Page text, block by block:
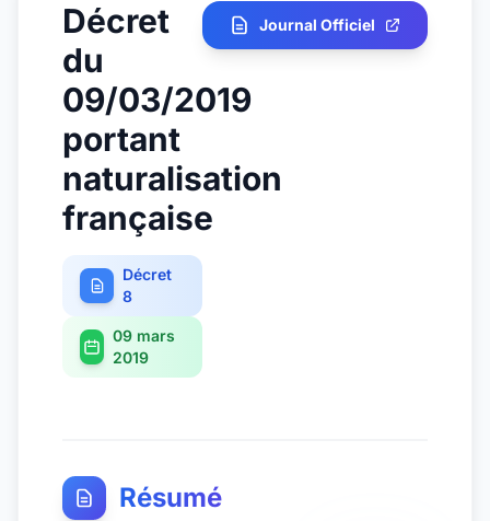
Décret
du
09/03/2019
portant
naturalisation
française
Décret
8
09 mars
2019
Journal Officiel
Résumé